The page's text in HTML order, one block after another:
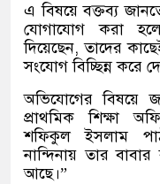
এ বিষয়ে বক্তব্য
যোগাযোগ করা
দিয়েছেন, তাদের
সংযোগ বিচ্ছিন্ন করে
অভিযোগের বিষয়ে
প্রাথমিক শিক্ষা
শফিকুল ইসলাম
নান্দিনায় তার
আছে।”